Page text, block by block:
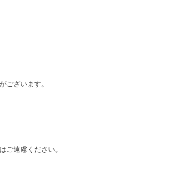
ございます。
ご遠慮ください。